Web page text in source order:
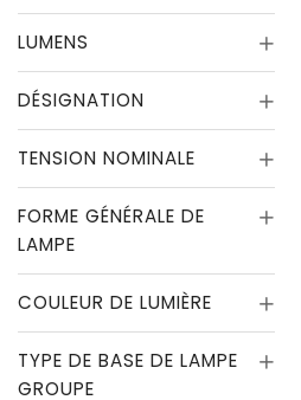
LUMENS
DÉSIGNATION
TENSION NOMINALE
FORME GÉNÉRALE DE
LAMPE
COULEUR DE LUMIÈRE
TYPE DE BASE DE LAMPE
GROUPE